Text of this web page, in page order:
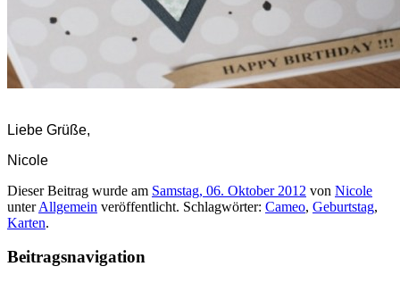
Liebe Grüße,
Nicole
Dieser Beitrag wurde am Samstag, 06. Oktober 2012 von Nicole
unterAllgemein veröffentlicht. Schlagwörter: Cameo, Geburtstag,
Karten.
Beitragsnavigation